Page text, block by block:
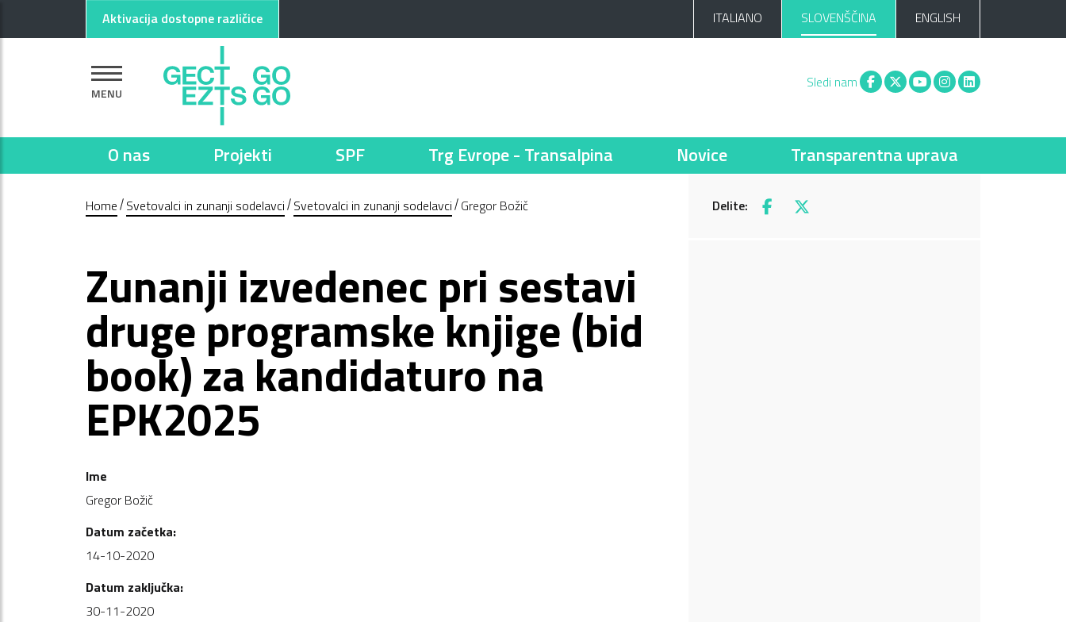
Aktivacija dostopne različice ITALIANO SLOVENŠČINA ENGLISH
MENU
Sledi nam Facebook
X You tubeInstagram
Linkedin
O nas Projekti SPF Trg Evrope - Transalpina Novice Transparentna uprava
Home Svetovalci in zunanji sodelavci Svetovalci in zunanji sodelavci Gregor Božič Delite: Facebook
X
Zunanji izvedenec pri sestavi
druge programske knjige (bid
book) za kandidaturo na
EPK2025
Ime
Gregor Božič
Datum začetka:
14-10-2020
Datum zaključka:
30-11-2020